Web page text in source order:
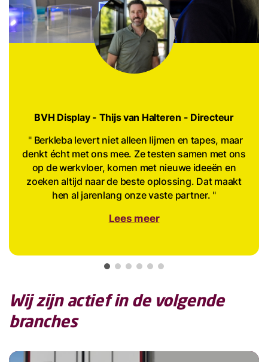
BVH Display- Thijs van Halteren - Directeur
Berkleba levert niet alleen lijmen en tapes, maar
denkt écht met ons mee. Ze testen samen met ons
op de werkvloer, komen met nieuwe ideeën en
zoeken altijd naar de beste oplossing. Dat maakt
hen al jarenlang onze vaste partner.
Lees meer
Wij zijn actief in de volgende
branches